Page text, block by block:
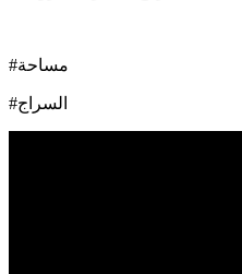
#مساحة
#السراج